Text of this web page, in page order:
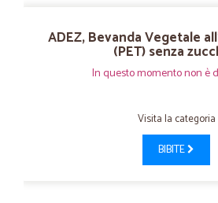
ADEZ, Bevanda Vegetale
(PET) senza
In questo momento non è
Visita la categoria
BIBITE